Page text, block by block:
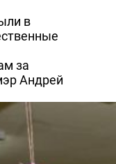
в
за
Андрей